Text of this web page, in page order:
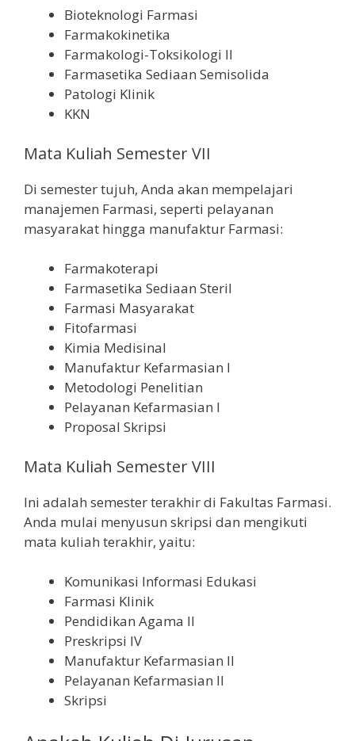
Bioteknologi Farmasi
Farmakokinetika
Farmakologi-Toksikologi II
Farmasetika Sediaan Semisolida
Patologi Klinik
KKN
Mata Kuliah Semester VII
Di semester tujuh, Anda akan mempelajari
manajemen Farmasi, seperti pelayanan
masyarakat hingga manufaktur Farmasi:
Farmakoterapi
Farmasetika Sediaan Steril
Farmasi Masyarakat
Fitofarmasi
Kimia Medisinal
Manufaktur Kefarmasian I
Metodologi Penelitian
Pelayanan Kefarmasian I
Proposal Skripsi
Mata Kuliah Semester VIII
Ini adalah semester terakhir di Fakultas Farmasi.
Anda mulai menyusun skripsi dan mengikuti
mata kuliah terakhir, yaitu:
Komunikasi Informasi Edukasi
Farmasi Klinik
Pendidikan Agama II
Preskripsi IV
Manufaktur Kefarmasian II
Pelayanan Kefarmasian II
Skripsi